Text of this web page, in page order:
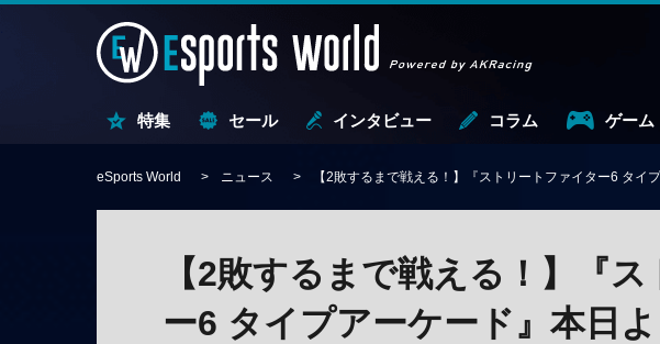
特集 セール インタビュー コラム ゲーム
eSports World ニュース 【2敗するまで戦える！】『ストリートファイター6 タイ
【2敗するまで戦える！】『
ー6 タイプアーケード』本日